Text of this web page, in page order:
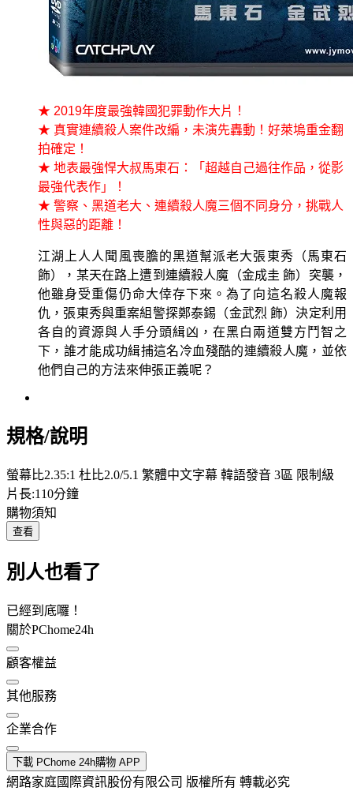
★ 2019年度最強韓國犯罪動作大片！
★ 真實連續殺人案件改編，未演先轟動！好萊塢重金翻
拍確定！
★ 地表最強悍大叔馬東石：「超越自己過往作品，從影
最強代表作」！
★ 警察、黑道老大、連續殺人魔三個不同身分，挑戰人
性與惡的距離！
江湖上人人聞風喪膽的黑道幫派老大張東秀（馬東石
飾），某天在路上遭到連續殺人魔（金成圭 飾）突襲，
他雖身受重傷仍命大倖存下來。為了向這名殺人魔報
仇，張東秀與重案組警探鄭泰錫（金武烈 飾）決定利用
各自的資源與人手分頭緝凶，在黑白兩道雙方鬥智之
下，誰才能成功緝捕這名冷血殘酷的連續殺人魔，並依
他們自己的方法來伸張正義呢？
規格/說明
螢幕比2.35:1 杜比2.0/5.1 繁體中文字幕 韓語發音 3區 限制級
片長:110分鐘
購物須知
查看
別人也看了
已經到底囉！
關於PChome24h
顧客權益
其他服務
企業合作
下載 PChome 24h購物 APP
網路家庭國際資訊股份有限公司 版權所有 轉載必究